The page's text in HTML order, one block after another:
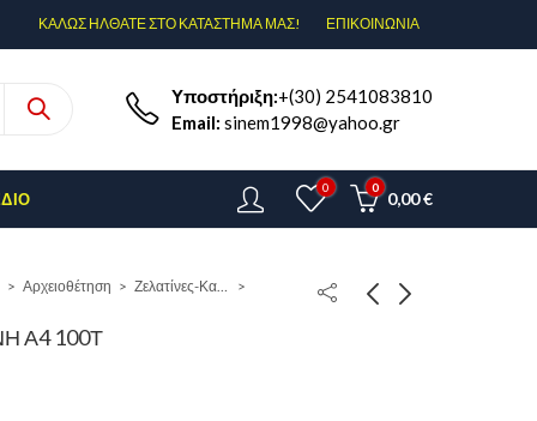
ΚΑΛΩΣ ΗΛΘΑΤΕ ΣΤΟ ΚΑΤΑΣΤΗΜΑ ΜΑΣ! ΕΠΙΚΟΙΝΩΝΊΑ
Υποστήριξη:+(30) 2541083810
Email: sinem1998@yahoo.gr
0 0
0,00€
Αρχειοθέτηση
Ζελατίνες-Καρτοθήκες
Α4 100Τ